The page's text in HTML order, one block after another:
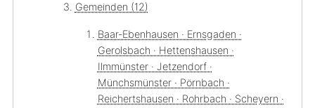
Gemeinden (12)
Baar-Ebenhausen · Ernsgaden ·
Gerolsbach · Hettenshausen ·
Ilmmünster · Jetzendorf ·
Münchsmünster · Pörnbach ·
Reichertshausen · Rohrbach · Scheyern ·